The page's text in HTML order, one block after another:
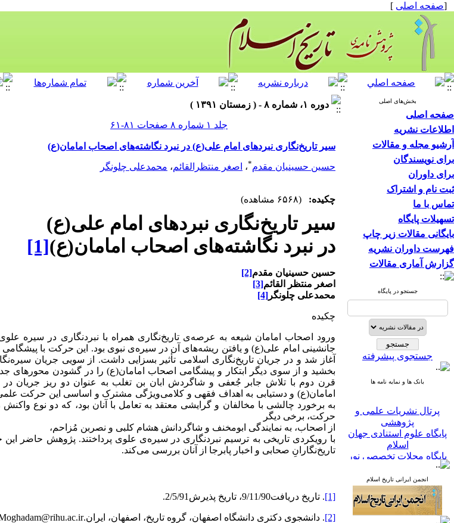
[صفحه اصلی ]
بخش‌های اصلی
صفحه اصلی
اطلاعات نشریه
آرشیو مجله و مقالات
برای نویسندگان
برای داوران
ثبت نام و اشتراک
تماس با ما
تسهیلات پایگاه
بایگانی مقالات زیر چاپ
فهرست داوران نشریه
گزارش آماری مقالات
جستجو در پایگاه
جستجوی پیشرفته
بانک ها و نمایه نامه ها
پرتال نشریات علمی و
پژوهشی
پایگاه علوم استنادی جهان
اسلام
پایگاه مجلات تخصصی نور
پایگاه مرکز اطلاعات جهاد
دانشگاهی
پرتال جامع علوم انسانی
بانک اطلاعات نشریات
کشور
انجمن ایرانی تاریخ اسلام
دوره ۱، شماره ۸ - ( زمستان ۱۳۹۱ )
جلد ۱ شماره ۸ صفحات ۸۱-۶۱
سیر تاریخ‌نگاری نبردهای امام علی(ع) در نبرد ‌نگاشته‌های اصحاب امامان(ع)
حسین حسینیان مقدم*، اصغر منتظرالقائم، محمدعلی چلونگر
چکیده: (۶۵۶۸ مشاهده)
سیر تاریخ‌نگاری نبردهای امام علی(ع)
در نبرد ‌نگاشته‌های اصحاب امامان(ع)[1]
حسین حسینیان مقدم[2]
اصغر منتظر القائم[3]
محمدعلی چلونگر [4]
چکیده
ورود اصحاب امامان شیعه به عرصه‌ی تاریخ‌نگاری همراه با نبردنگاری در سیره
جانشینی امام علی(ع) و یافتن ریشه‌های آن در سیره‌ی نبوی بود. این حرکت با پیشگامی
آغاز شد و در جریان تاریخ‌نگاری اسلامی تأثیر بسزایی داشت. از سویی جریان
بخشید و از سوی دیگر ابتکار و پیشگامی اصحاب امامان(ع) را در گشودن محورهای
قرن دوم با تلاش جابر جُعفی و شاگردش ابان بن تغلب به عنوان دو ریز جریان در
امامان(ع) و دستیابی به اهداف فقهی و کلامی‌ویژگی مشترک و اساسی این حرکت
به برخورد چالشی با مخالفان و گرایشی معتقد به تعامل با آنان بود، که دو نوع
حرکت، برخی دیگر
از اصحاب، به نمایندگی ابومخنف و شاگردانش هشام کلبی و نصربن مُزاحم،
با رویکردی تاریخی به ترسیم نبردنگاری در سیره‌ی علوی پرداختند. پژوهش حاضر
تاریخ‌نگارانِ صحابی و اخبار پابرجا از آنان بررسی می‌کند.
[1]. تاریخ دریافت9/11/90، تاریخ پذیرش2/5/91.
[2]. دانشجوی دکتری دانشگاه اصفهان، گروه تاریخ، اصفهان، ایران.